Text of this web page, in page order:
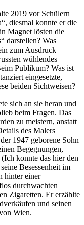
2019 vor Schülern
diesmal konnte er die
Magnet lösten die
darstellen? Was
zum Ausdruck
wühlendes
Publikum? Was ist
eingesetzte,
beiden Sichtweisen?
sich an sie heran und
beim Fragen. Das
zu meistern, anstatt
des Malers
1947 geborene Sohn
Begegnungen,
konnte das hier den
Besessenheit im
hinter einer
durchwachten
Zigaretten. Er erzählte
und seinen
Wien.